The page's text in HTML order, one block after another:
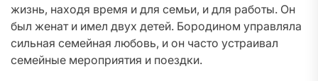
жизнь, находя время и для семьи, и для работы. Он
был женат и имел двух детей. Бородином управляла
сильная семейная любовь, и он часто устраивал
семейные мероприятия и поездки.